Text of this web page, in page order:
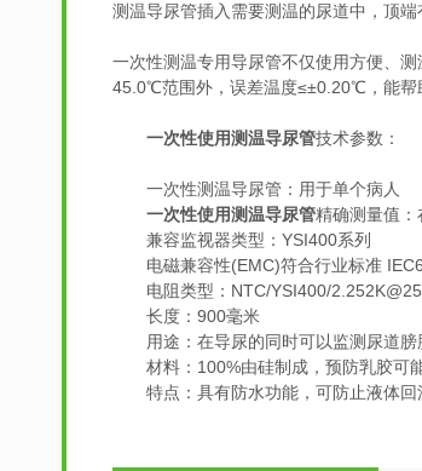
测温导尿管插入需要测温的尿道中，顶
一次性测温专用导尿管不仅使用方便、
45.0℃范围外，误差温度≤±0.20℃，能帮
一次性使用测温导尿管技术参数：
一次性测温导尿管：用于单个病人
一次性使用测温导尿管精确测量值
兼容监视器类型：YSI400系列
电磁兼容性(EMC)符合行业标准
电阻类型：NTC/YSI400/
长度：900毫米
用途：在导尿的同时可以监测尿道膀
材料：100%由硅制成，预防乳胶可
特点：具有防水功能，可防止液体回